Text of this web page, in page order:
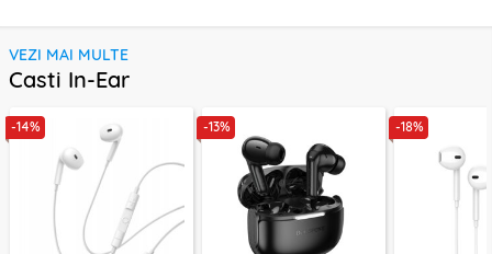
VEZI MAI MULTE
Casti In-Ear
-14% -13% -18%